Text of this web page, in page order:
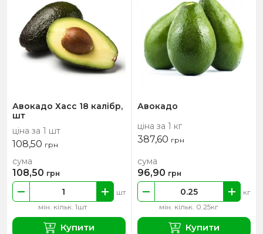
Авокадо Хасс 18 калібр,
шт
ціна за 1 шт
108,50 грн
мін. кільк. 1шт
шт
сума
108,50 грн
Купити
Авокадо
ціна за 1 кг
387,60 грн
мін. кільк. 0.25кг
кг
сума
96,90 грн
Купити